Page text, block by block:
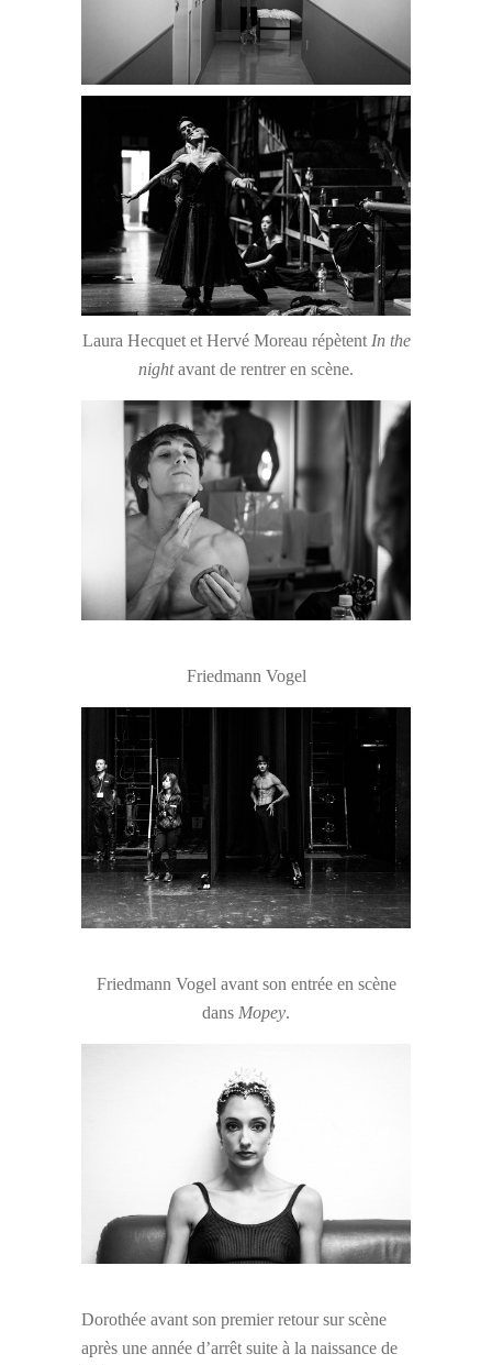
Laura Hecquet et Hervé Moreau répètent In the
nightavant de rentrer en scène.
Friedmann Vogel
Friedmann Vogel avant son entrée en scène
dans Mopey.
Dorothée avant son premier retour sur scène
après une année d’arrêt suite à la naissance de